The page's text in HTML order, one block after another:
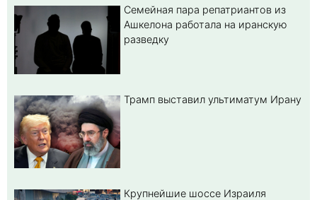
Семейная пара репатриантов из
Ашкелона работала на иранскую
разведку
Трамп выставил ультиматум Ирану
Крупнейшие шоссе Израиля